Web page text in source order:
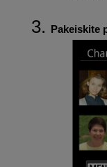
Pakeiskite